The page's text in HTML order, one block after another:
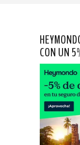
CON UN